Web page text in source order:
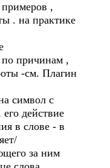
примеров ,
. на практике
по причинам ,
-см. Плагин
символ с
действие
в слове - в
за ним